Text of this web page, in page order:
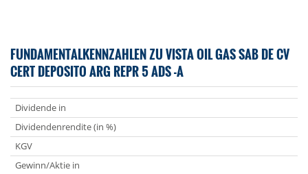
FUNDAMENTALKENNZAHLEN ZU VISTA OIL GAS SAB DE CV
CERT DEPOSITO ARG REPR 5 ADS -A
Dividende in
Dividendenrendite (in %)
KGV
Gewinn/Aktie in